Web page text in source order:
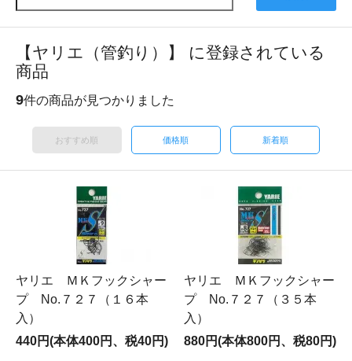
【ヤリエ（管釣り）】 に登録されている
商品
9件の商品が見つかりました
おすすめ順 価格順 新着順
ヤリエ ＭＫフックシャー
プ No.７２７（１６本
入）
440円(本体400円、税40円)
ヤリエ ＭＫフックシャー
プ No.７２７（３５本
入）
880円(本体800円、税80円)